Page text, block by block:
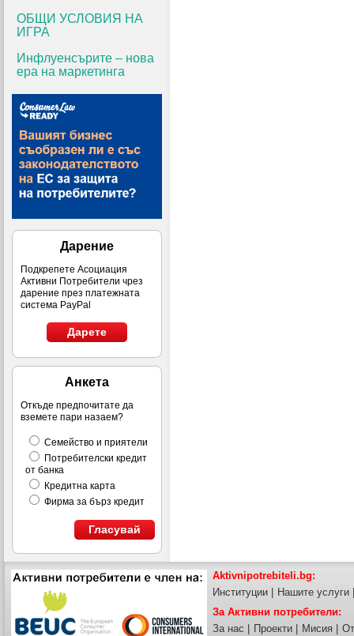
ОБЩИ УСЛОВИЯ НА
ИГРА
Инфлуенсърите – нова
ера на маркетинга
Дарение
Подкрепете Асоциация
Активни Потребители чрез
дарение през платежната
система PayPal
Дарете
Анкета
Откъде предпочитате да
вземете пари назаем?
Семейство и приятели
Потребителски кредит
от банка
Кредитна карта
Фирма за бърз кредит
Гласувай
Aktivnipotrebiteli.bg:
Институции
Нашите услуги
За Активни потребители:
За нас
Проекти Мисия